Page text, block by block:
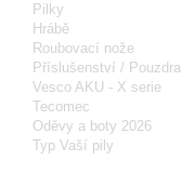
Pilky
Hrábě
Roubovací nože
Příslušenství / Pouzdra
Vesco AKU - X serie
Tecomec
Oděvy a boty 2026
Typ Vaší pily